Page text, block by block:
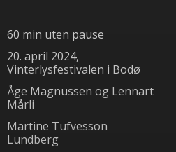
60 min uten pause
20. april 2024,
Vinterlysfestivalen i Bodø
Åge Magnussen og Lennart
Mårli
Martine Tufvesson
Lundberg